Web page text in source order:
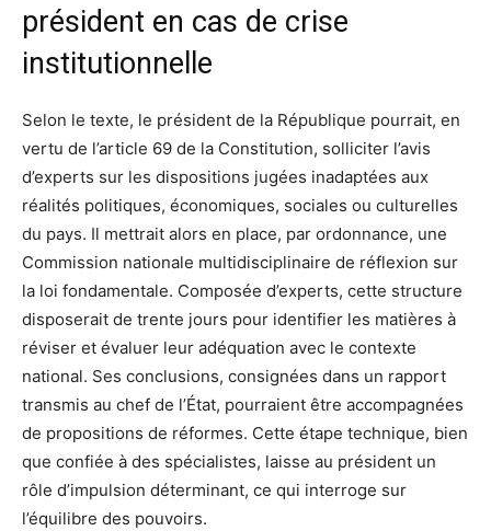
président en cas de crise
institutionnelle
Selon le texte, le président de la République pourrait, en
vertu de l’article 69 de la Constitution, solliciter l’avis
d’experts sur les dispositions jugées inadaptées aux
réalités politiques, économiques, sociales ou culturelles
du pays. Il mettrait alors en place, par ordonnance, une
Commission nationale multidisciplinaire de réflexion sur
la loi fondamentale. Composée d’experts, cette structure
disposerait de trente jours pour identifier les matières à
réviser et évaluer leur adéquation avec le contexte
national. Ses conclusions, consignées dans un rapport
transmis au chef de l’État, pourraient être accompagnées
de propositions de réformes. Cette étape technique, bien
que confiée à des spécialistes, laisse au président un
rôle d’impulsion déterminant, ce qui interroge sur
l’équilibre des pouvoirs.